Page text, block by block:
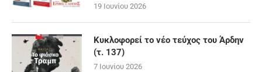
19 Ιουνίου 2026
Κυκλοφορεί το νέο τεύχος του Άρδην
(τ. 137)
7 Ιουνίου 2026